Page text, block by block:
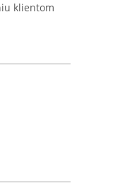
klientom